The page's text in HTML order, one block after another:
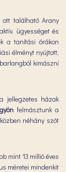
ott található Arany
ügyességet és
a tanítási órákon
élményt nyújtott,
kimászni
jellegzetes házak
felmásztunk a
néhány szót
mint 13 millió éves
méretei mindenkit